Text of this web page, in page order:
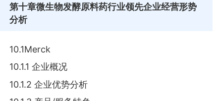
第十章微生物发酵原料药行业领先企业经营形势
分析
10.1Merck
10.1.1 企业概况
10.1.2 企业优势分析